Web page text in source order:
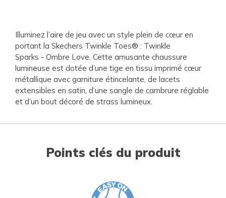
Illuminez l’aire de jeu avec un style plein de cœur en
portant la Skechers Twinkle Toes® : Twinkle
Sparks - Ombre Love. Cette amusante chaussure
lumineuse est dotée d’une tige en tissu imprimé cœur
métallique avec garniture étincelante, de lacets
extensibles en satin, d’une sangle de cambrure réglable
et d’un bout décoré de strass lumineux.
Points clés du produit